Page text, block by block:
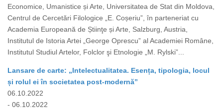
Economice, Umanistice și Arte, Universitatea de Stat din Moldova,
Centrul de Cercetări Filologice „E. Coșeriu”, în parteneriat cu
Academia Europeană de Știinţe și Arte, Salzburg, Austria,
Institutul de Istoria Artei „George Oprescu” al Academiei Române,
Institutul Studiul Artelor, Folclor şi Etnologie „M. Rylski”...
Lansare de carte: „Intelectualitatea. Esența, tipologia, locul
și rolul ei în societatea post-modernă”
06.10.2022
- 06.10.2022